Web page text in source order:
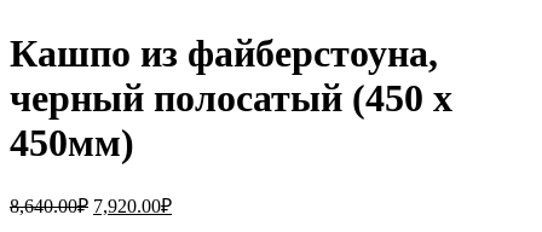
Кашпо из файберстоуна,
черный полосатый (450 x
450мм)
8,640.00₽ Первоначальная
7,920.00₽Текущая